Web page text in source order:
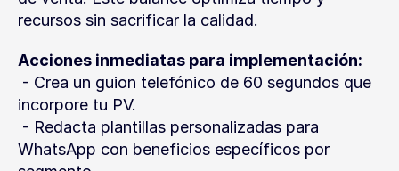
recursos sin sacrificar la calidad.
Acciones inmediatas para implementación:
incorpore tu PV.
WhatsApp con beneficios específicos por